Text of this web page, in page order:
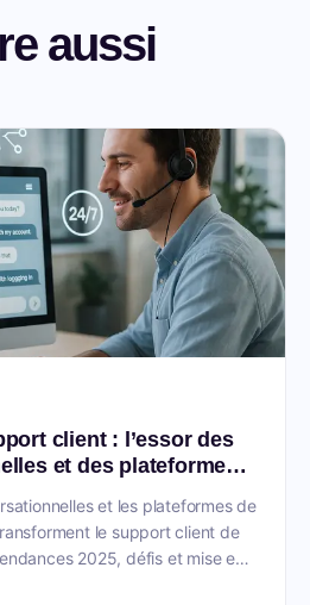
aussi
client : l’essor des
et des plateformes
et les plateformes de
le support client de
2025, défis et mise en